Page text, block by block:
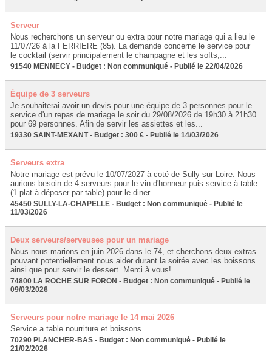
Serveur
Nous recherchons un serveur ou extra pour notre mariage qui a lieu le
11/07/26 à la FERRIERE (85). La demande concerne le service pour
le cocktail (servir principalement le champagne et les softs,...
91540 MENNECY - Budget : Non communiqué - Publié le 22/04/2026
Équipe de 3 serveurs
Je souhaiterai avoir un devis pour une équipe de 3 personnes pour le
service d'un repas de mariage le soir du 29/08/2026 de 19h30 à 21h30
pour 69 personnes. Afin de servir les assiettes et les...
19330 SAINT-MEXANT - Budget : 300 € - Publié le 14/03/2026
Serveurs extra
Notre mariage est prévu le 10/07/2027 à coté de Sully sur Loire. Nous
aurions besoin de 4 serveurs pour le vin d'honneur puis service à table
(1 plat à déposer par table) pour le diner.
45450 SULLY-LA-CHAPELLE - Budget : Non communiqué - Publié le
11/03/2026
Deux serveurs/serveuses pour un mariage
Nous nous marions en juin 2026 dans le 74, et cherchons deux extras
pouvant potentiellement nous aider durant la soirée avec les boissons
ainsi que pour servir le dessert. Merci à vous!
74800 LA ROCHE SUR FORON - Budget : Non communiqué - Publié le
09/03/2026
Serveurs pour notre mariage le 14 mai 2026
Service a table nourriture et boissons
70290 PLANCHER-BAS - Budget : Non communiqué - Publié le
21/02/2026